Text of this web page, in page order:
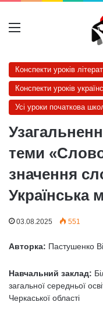
Меню
Конспекти уроків
Конспекти уроків
Усі уроки початкова
теми
значення
Українська
03.08.2025 551
Авторка: Пастушенко
Навчальний заклад:
загальної середньої
Черкаської області